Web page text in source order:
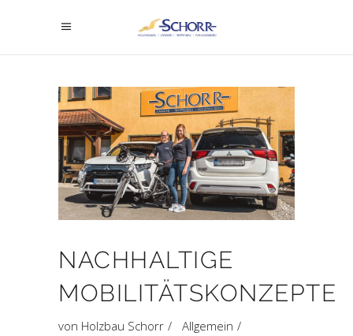
NACHHALTIGE
MOBILITÄTSKONZEPTE
von Holzbau Schorr
Allgemein